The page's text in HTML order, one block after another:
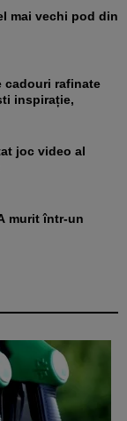
inspirație,